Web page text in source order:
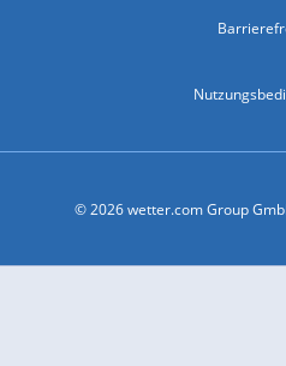
© 2026 wetter.com Group